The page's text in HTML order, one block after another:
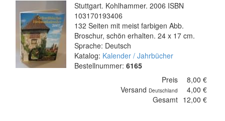
Stuttgart. Kohlhammer. 2006 ISBN
103170193406
132 Seiten mit meist farbigen Abb.
Broschur, schön erhalten. 24 x 17 cm.
Sprache: Deutsch
Katalog: Kalender / Jahrbücher
Bestellnummer: 6165
Preis
8,00 €
Versand Deutschland
4,00 €
Gesamt 12,00 €